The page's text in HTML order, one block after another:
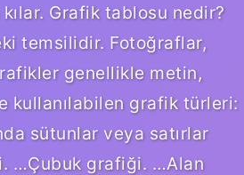
Grafik tablosu nedir?
temsilidir. Fotoğraflar,
genellikle metin,
kullanılabilen grafik türleri:
sütunlar veya satırlar
…Çubuk grafiği. …Alan